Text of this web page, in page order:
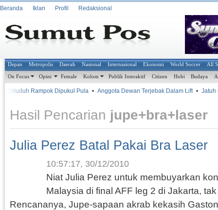
Beranda Iklan Profil Redaksional
Depan Metropolis Daerah Nasional Internasional Ekonomi World Soccer All
On Focus Opini Female Kolom Publik Interaktif Citizen Hobi Budaya
Dituduh Rampok Dipukul Pula • Anggota Dewan Terjebak Dalam Lift • Jatuh
Hasil Pencarian jupe+bra+laser
Julia Perez Batal Pakai Bra Laser
10:57:17, 30/12/2010
Niat Julia Perez untuk membuyarkan
Malaysia di final AFF leg 2 di Jakarta,
Rencananya, Jupe-sapaan akrab kekasih